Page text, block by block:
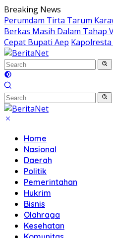
Skip
to
content
Breaking News
Perumdam Tirta Tarum
Berkas Masih Dalam Tahap
Cepat Bupati Aep
Home
Nasional
Daerah
Politik
Pemerintahan
Hukrim
Bisnis
Olahraga
Kesehatan